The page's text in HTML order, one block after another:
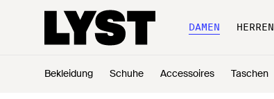
DAMEN HERREN
Bekleidung Schuhe Accessoires Taschen